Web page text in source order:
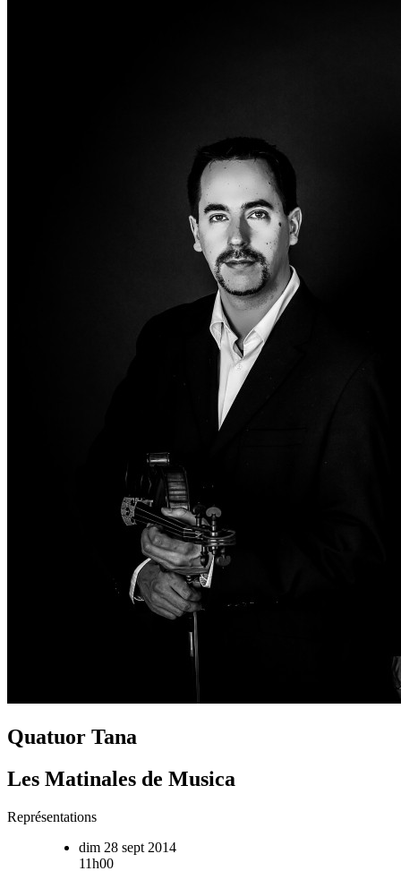
Quatuor Tana
Les Matinales de Musica
Représentations
dim 28 sept 2014
11h00